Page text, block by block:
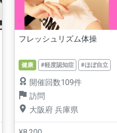
フレッシュリズム体操
健康 #軽度認知症 #ほぼ自立
開催回数109件
訪問
大阪府 兵庫県